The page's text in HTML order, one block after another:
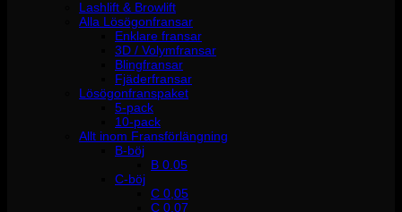
Lashlift & Browlift
Alla Lösögonfransar
Enklare fransar
3D / Volymfransar
Blingfransar
Fjäderfransar
Lösögonfranspaket
5-pack
10-pack
Allt inom Fransförlängning
B-böj
B 0.05
C-böj
C 0,05
C 0,07